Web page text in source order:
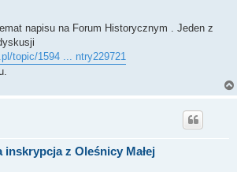
napisu na Forum Historycznym . Jeden z
topic/1594 ... ntry229721
inskrypcja z Oleśnicy Małej